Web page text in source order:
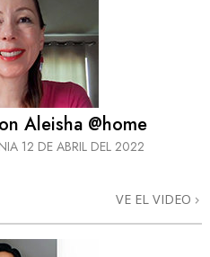
Aleisha @home
12 DE ABRIL DEL 2022
VE EL VIDEO